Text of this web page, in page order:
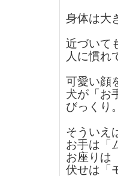
身体は大
近づいて
人に慣れ
可愛い顔
犬が「お
びっくり
そういえ
お手は「
お座りは
伏せは「